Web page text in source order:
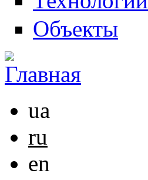
Объекты
ua
ru
en